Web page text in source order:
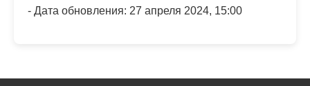
- Дата обновления: 27 апреля 2024, 15:00